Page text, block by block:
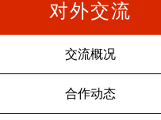
对外交流
交流概况
合作动态